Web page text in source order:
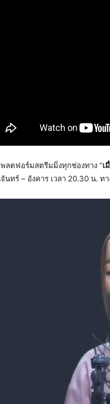
ลตฟอร์มสตรีมมิ่งทุกช่องทาง “เ
นทร์ – อังคาร เวลา 20.30 น.